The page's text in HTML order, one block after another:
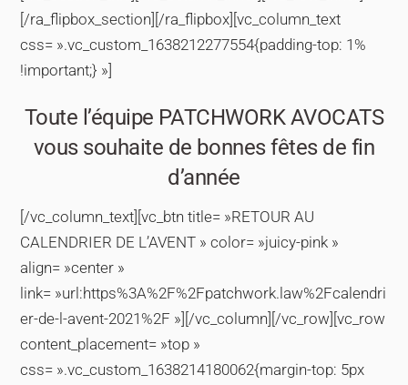
[/ra_flipbox_section][/ra_flipbox][vc_column_text
css= ».vc_custom_1638212277554{padding-top: 1%
!important;} »]
Toute l’équipe PATCHWORK AVOCATS
vous souhaite de bonnes fêtes de fin
d’année
[/vc_column_text][vc_btn title= »RETOUR AU
CALENDRIER DE L’AVENT » color= »juicy-pink »
align= »center »
link= »url:https%3A%2F%2Fpatchwork.law%2Fcalendri
er-de-l-avent-2021%2F »][/vc_column][/vc_row][vc_row
content_placement= »top »
css= ».vc_custom_1638214180062{margin-top: 5px